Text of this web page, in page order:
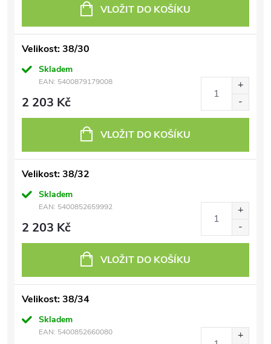
VLOŽIT DO KOŠÍKU
Velikost: 38/30
Skladem
EAN: 5400879179008
2 203 Kč
VLOŽIT DO KOŠÍKU
Velikost: 38/32
Skladem
EAN: 5400852659992
2 203 Kč
VLOŽIT DO KOŠÍKU
Velikost: 38/34
Skladem
EAN: 5400852660080